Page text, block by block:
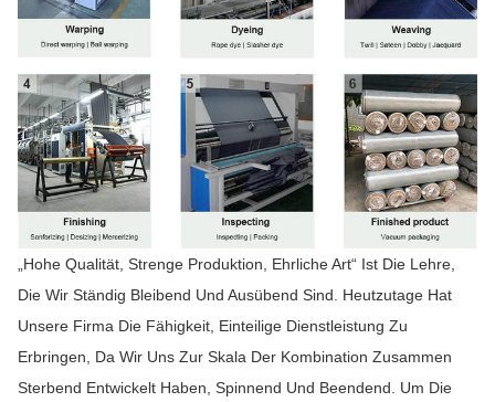
„Hohe Qualität, Strenge Produktion, Ehrliche Art“ Ist Die Lehre,
Die Wir Ständig Bleibend Und Ausübend Sind. Heutzutage Hat
Unsere Firma Die Fähigkeit, Einteilige Dienstleistung Zu
Erbringen, Da Wir Uns Zur Skala Der Kombination Zusammen
Sterbend Entwickelt Haben, Spinnend Und Beendend. Um Die